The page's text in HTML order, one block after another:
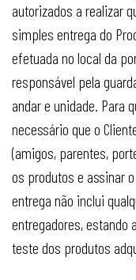
autorizados a realizar
simples entrega do
efetuada no local da
responsável pela
andar e unidade. Para
necessário que o
(amigos, parentes,
os produtos e assinar
entrega não inclui
entregadores, estando
teste dos produtos